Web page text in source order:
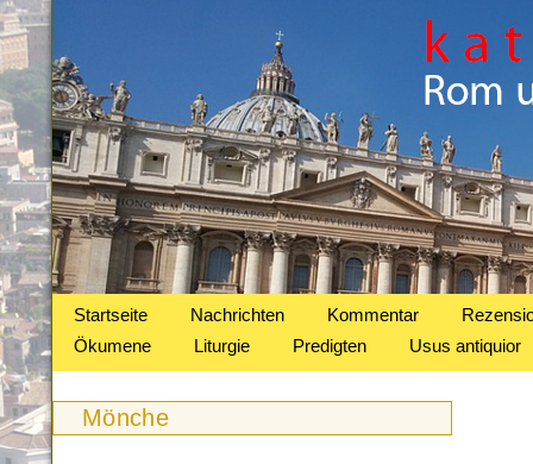
Startseite Nachrichten Kommentar
Ökumene
Liturgie Predigten Usus antiquior
Mönche